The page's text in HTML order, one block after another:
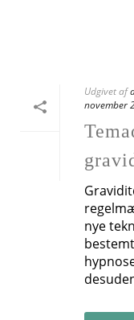
Udgivet af
november
nye